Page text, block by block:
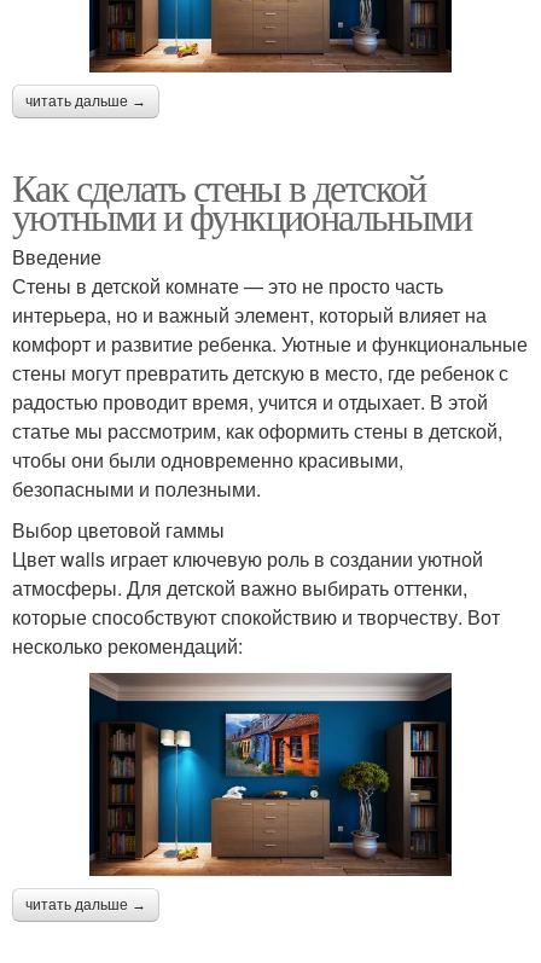
читать дальше →
Как сделать стены в детской
уютными и функциональными
Введение
Стены в детской комнате — это не просто часть
интерьера, но и важный элемент, который влияет на
комфорт и развитие ребенка. Уютные и функциональные
стены могут превратить детскую в место, где ребенок с
радостью проводит время, учится и отдыхает. В этой
статье мы рассмотрим, как оформить стены в детской,
чтобы они были одновременно красивыми,
безопасными и полезными.
Выбор цветовой гаммы
Цвет walls играет ключевую роль в создании уютной
атмосферы. Для детской важно выбирать оттенки,
которые способствуют спокойствию и творчеству. Вот
несколько рекомендаций:
читать дальше →